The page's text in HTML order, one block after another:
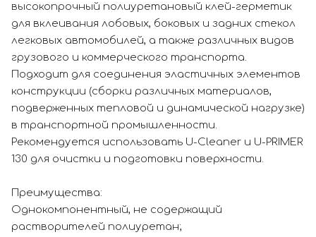
высокопрочный полиуретановый клей-герметик
для вклеивания лобовых, боковых и задних стекол
легковых автомобилей, а также различных видов
грузового и коммерческого транспорта.
Подходит для соединения эластичных элементов
конструкции (сборки различных материалов,
подверженных тепловой и динамической нагрузке)
в транспортной промышленности.
Рекомендуется использовать U-Cleaner и U-PRIMER
130 для очистки и подготовки поверхности.
Преимущества:
Однокомпонентный, не содержащий
растворителей полиуретан;